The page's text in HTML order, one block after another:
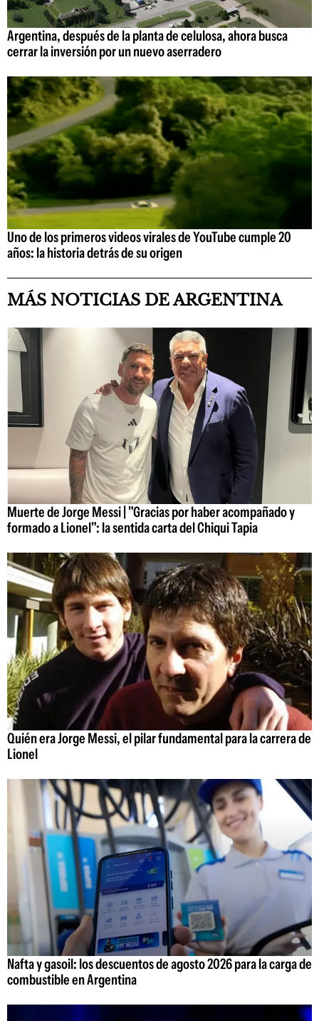
Argentina, después de la planta de celulosa, ahora busca
cerrar la inversión por un nuevo aserradero
Uno de los primeros videos virales de YouTube cumple 20
años: la historia detrás de su origen
MÁS NOTICIAS DE ARGENTINA
Muerte de Jorge Messi | "Gracias por haber acompañado y
formado a Lionel": la sentida carta del Chiqui Tapia
Quién era Jorge Messi, el pilar fundamental para la carrera de
Lionel
Nafta y gasoil: los descuentos de agosto 2026 para la carga de
combustible en Argentina